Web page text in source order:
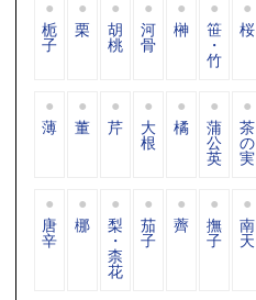
栀
子
栗 胡
桃
河
骨
榊 笹
・
竹
桜
薄 董 芹 大
根
橘 蒲
公
英
茶
の
実
唐
辛
梛 梨
・
柰
花
茄
子
薺 撫
子
南
天